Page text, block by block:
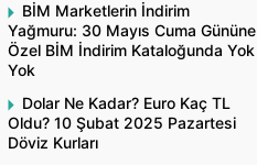
BİM Marketlerin İndirim
Yağmuru: 30 Mayıs Cuma Gününe
Özel BİM İndirim Kataloğunda Yok
Yok
Dolar Ne Kadar? Euro Kaç TL
Oldu? 10 Şubat 2025 Pazartesi
Döviz Kurları